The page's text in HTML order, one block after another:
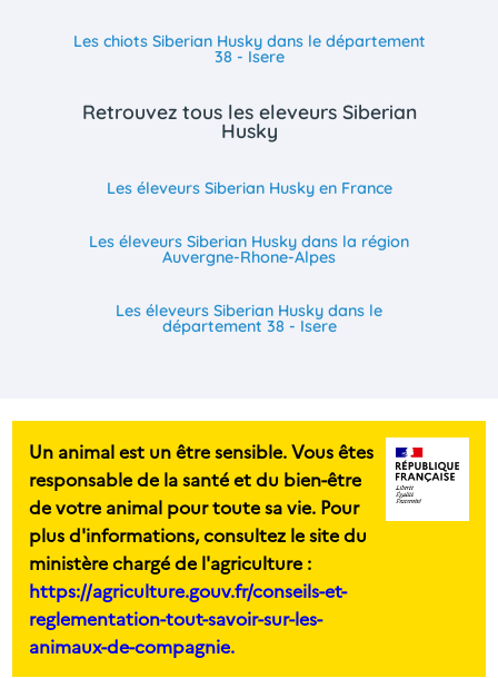
Les chiots Siberian Husky dans le département
38 - Isere
Retrouvez tous les eleveurs Siberian
Husky
Les éleveurs Siberian Husky en France
Les éleveurs Siberian Husky dans la région
Auvergne-Rhone-Alpes
Les éleveurs Siberian Husky dans le
département 38 - Isere
Un animal est un être sensible. Vous êtes
responsable de la santé et du bien-être
de votre animal pour toute sa vie. Pour
plus d'informations, consultez le site du
ministère chargé de l'agriculture :
https://agriculture.gouv.fr/conseils-et-
reglementation-tout-savoir-sur-les-
animaux-de-compagnie.